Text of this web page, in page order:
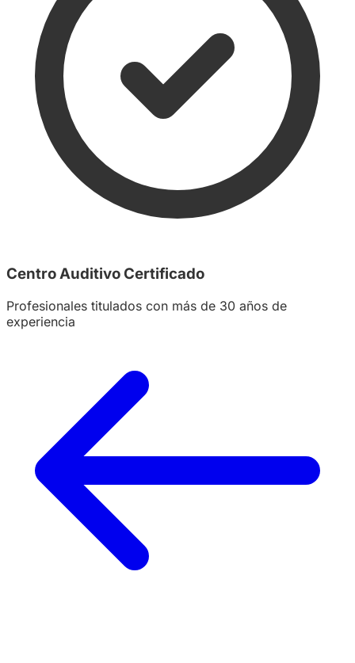
Centro Auditivo Certificado
Profesionales titulados con más de 30 años de
experiencia